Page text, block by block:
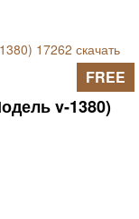
v-1380)
FREE